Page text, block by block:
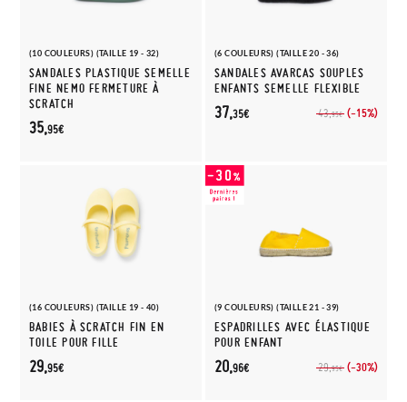
(10 COULEURS) (TAILLE 19 - 32)
SANDALES PLASTIQUE SEMELLE
FINE NEMO FERMETURE À
SCRATCH
35,95€
(6 COULEURS) (TAILLE 20 - 36)
SANDALES AVARCAS SOUPLES
ENFANTS SEMELLE FLEXIBLE
43,95€ (-15%)
37,35€
(16 COULEURS) (TAILLE 19 - 40)
BABIES À SCRATCH FIN EN
TOILE POUR FILLE
29,95€
(9 COULEURS) (TAILLE 21 - 39)
ESPADRILLES AVEC ÉLASTIQUE
POUR ENFANT
29,95€ (-30%)
20,96€